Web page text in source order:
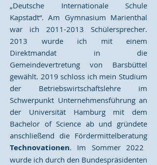
„Deutsche Internationale Schule
Kapstadt“. Am Gymnasium Marienthal
war ich 2011-2013 Schülersprecher.
2013 wurde ich mit einem
Direktmandat in die
Gemeindevertretung von Barsbüttel
gewählt. 2019 schloss ich mein Studium
der Betriebswirtschaftslehre im
Schwerpunkt Unternehmensführung an
der Universität Hamburg mit dem
Bachelor of Science ab und gründete
anschließend die Fördermittelberatung
Technovationen. Im Sommer 2022
wurde ich durch den Bundespräsidenten